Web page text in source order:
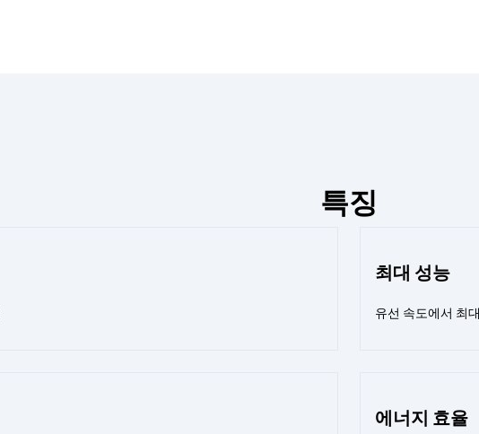
특징
최대 성능
유선 속도에서 최
에너지 효율